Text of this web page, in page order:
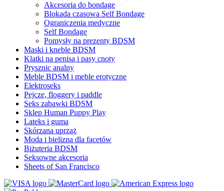
Akcesoria do bondage
Blokada czasowa Self Bondage
Ograniczenia medyczne
Self Bondage
Pomysły na prezenty BDSM
Maski i kneble BDSM
Klatki na penisa i pasy cnoty
Prysznic analny
Meble BDSM i meble erotyczne
Elektroseks
Pejcze, floggery i paddle
Seks zabawki BDSM
Sklep Human Puppy Play
Lateks i guma
Skórzana uprząż
Moda i bielizna dla facetów
Biżuteria BDSM
Seksowne akcesoria
Sheets of San Francisco